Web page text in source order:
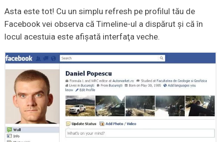
Asta este tot! Cu un simplu refresh pe profilul tău de
Facebook vei observa că Timeline-ul a dispărut şi că în
locul acestuia este afişată interfaţa veche.